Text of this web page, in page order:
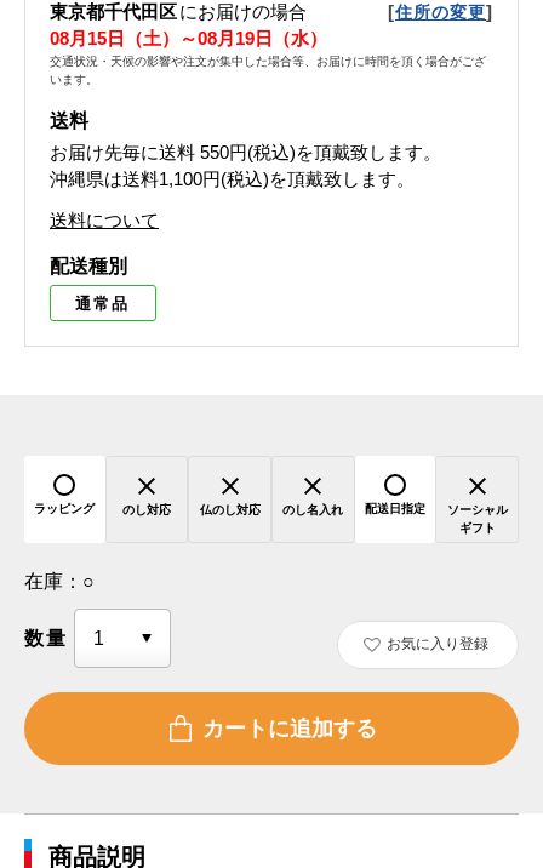
東京都千代田区にお届けの場合 [住所の変更]
08月15日（土）～08月19日（水）
交通状況・天候の影響や注文が集中した場合等、お届けに時間を頂く場合がござ
います。
送料
お届け先毎に送料 550円(税込)を頂戴致します。
沖縄県は送料1,100円(税込)を頂戴致します。
送料について
配送種別
通常品
ラッピング のし対応 仏のし対応 のし名入れ 配送日指定
ソーシャル
ギフト
在庫： ○
数量 お気に入り登録
商品説明